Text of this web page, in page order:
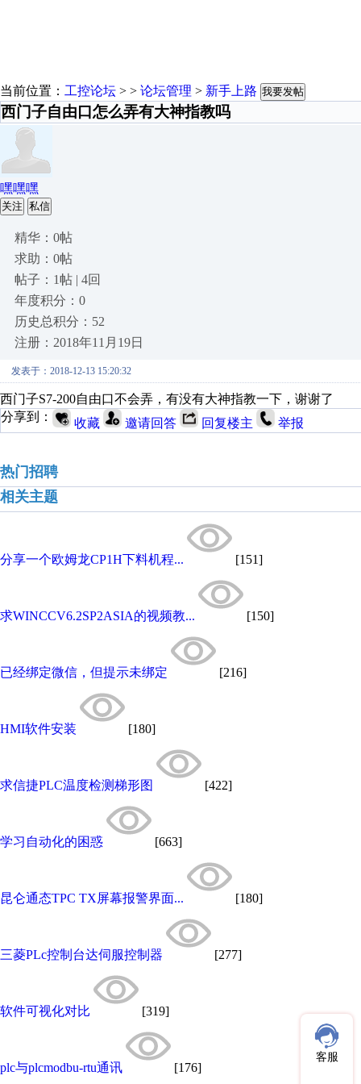
当前位置： 工控论坛 > > 论坛管理 > 新手上路 我要发帖
西门子自由口怎么弄有大神指教吗
嘿嘿嘿
关注 私信
精华：0帖
求助：0帖
帖子：1帖 | 4回
年度积分：0
历史总积分：52
注册：2018年11月19日
发表于：2018-12-13 15:20:32
西门子S7-200自由口不会弄，有没有大神指教一下，谢谢了
分享到：
收藏 邀请回答 回复楼主 举报
热门招聘
相关主题
分享一个欧姆龙CP1H下料机程... [151]
求WINCCV6.2SP2ASIA的视频教... [150]
已经绑定微信，但提示未绑定 [216]
HMI软件安装 [180]
求信捷PLC温度检测梯形图 [422]
学习自动化的困惑 [663]
昆仑通态TPC TX屏幕报警界面... [180]
三菱PLc控制台达伺服控制器 [277]
软件可视化对比 [319]
plc与plcmodbu-rtu通讯 [176]
客服